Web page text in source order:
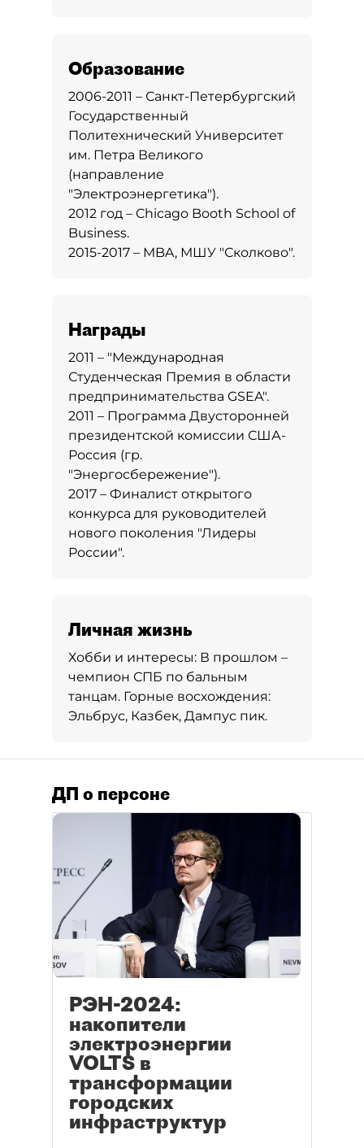
Образование
2006-2011 – Санкт-Петербургский
Государственный
Политехнический Университет
им. Петра Великого
(направление
"Электроэнергетика").
2012 год – Chicago Booth School of
Business.
2015-2017 – MBA, МШУ "‎Сколково"‎.
Награды
2011 – "Международная
Студенческая Премия в области
предпринимательства GSEA".
2011 – Программа Двусторонней
президентской комиссии США-
Россия (гр.
"Энергосбережение").
2017 – Финалист открытого
конкурса для руководителей
нового поколения "Лидеры
России".
Личная жизнь
Хобби и интересы: В прошлом –
чемпион СПБ по бальным
танцам. Горные восхождения:
Эльбрус, Казбек, Дампус пик.
ДП о персоне
РЭН-2024:
накопители
электроэнергии
VOLTS в
трансформации
городских
инфраструктур